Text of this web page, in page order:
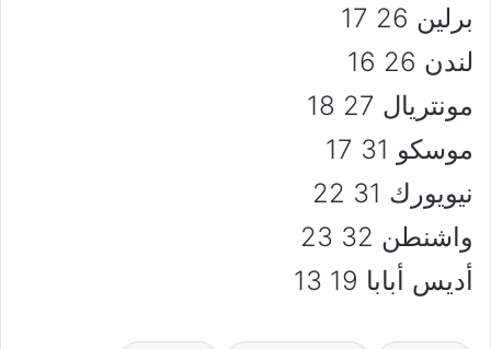
برلين 26 17
لندن 26 16
مونتريال 27 18
موسكو 31 17
نيويورك 31 22
واشنطن 32 23
أديس أبابا 19 13